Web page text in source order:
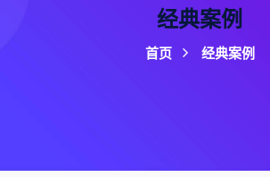
经典案例
首页 经典案例